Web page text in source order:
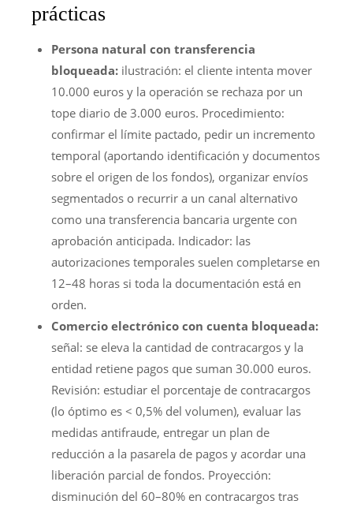
prácticas
Persona natural con transferencia
bloqueada: ilustración: el cliente intenta mover
10.000 euros y la operación se rechaza por un
tope diario de 3.000 euros. Procedimiento:
confirmar el límite pactado, pedir un incremento
temporal (aportando identificación y documentos
sobre el origen de los fondos), organizar envíos
segmentados o recurrir a un canal alternativo
como una transferencia bancaria urgente con
aprobación anticipada. Indicador: las
autorizaciones temporales suelen completarse en
12–48 horas si toda la documentación está en
orden.
Comercio electrónico con cuenta bloqueada:
señal: se eleva la cantidad de contracargos y la
entidad retiene pagos que suman 30.000 euros.
Revisión: estudiar el porcentaje de contracargos
(lo óptimo es < 0,5% del volumen), evaluar las
medidas antifraude, entregar un plan de
reducción a la pasarela de pagos y acordar una
liberación parcial de fondos. Proyección:
disminución del 60–80% en contracargos tras